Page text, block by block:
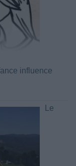
influence
Le